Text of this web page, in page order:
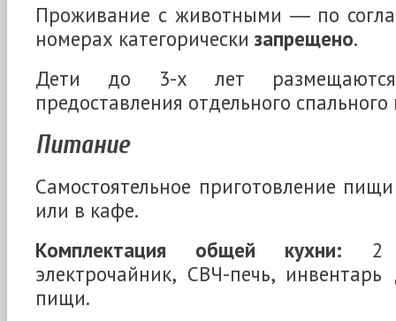
Проживание с животными ― по
номерах категорически запрещено.
Дети до 3-х лет
предоставления отдельного спального
Питание
Самостоятельное приготовление
или в кафе.
Комплектация общей кухни: 2
электрочайник, СВЧ-печь,
пищи.